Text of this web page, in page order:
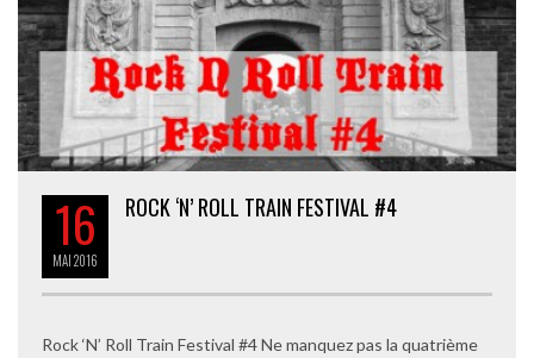
16
MAI2016
ROCK ‘N’ ROLL TRAIN FESTIVAL #4
Rock ‘N’ Roll Train Festival #4 Ne manquez pas la quatrième